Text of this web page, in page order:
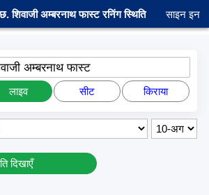
शिवाजी अम्बरनाथ फास्ट रनिंग स्थिति साइन इन
अम्बरनाथ फास्ट
लाइव सीट किराया
दिखाएँ